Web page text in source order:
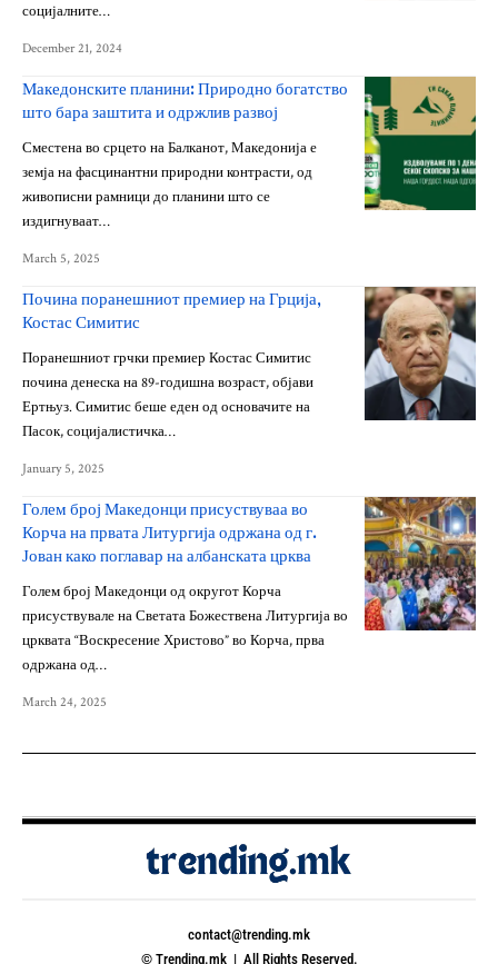
социјалните…
December 21, 2024
Македонските планини: Природно богатство
што бара заштита и одржлив развој
Сместена во срцето на Балканот, Македонија е
земја на фасцинантни природни контрасти, од
живописни рамници до планини што се
издигнуваат…
March 5, 2025
Почина поранешниот премиер на Грција,
Костас Симитис
Поранешниот грчки премиер Костас Симитис
почина денеска на 89-годишна возраст, објави
Ертњуз. Симитис беше еден од основачите на
Пасок, социјалистичка…
January 5, 2025
Голем број Македонци присуствуваа во
Корча на првата Литургија одржана од г.
Јован како поглавар на албанската црква
Голем број Македонци од округот Корча
присуствувале на Светата Божествена Литургија во
црквата “Воскресение Христово” во Корча, прва
одржана од…
March 24, 2025
contact@trending.mk
© Trending.mk | All Rights Reserved.